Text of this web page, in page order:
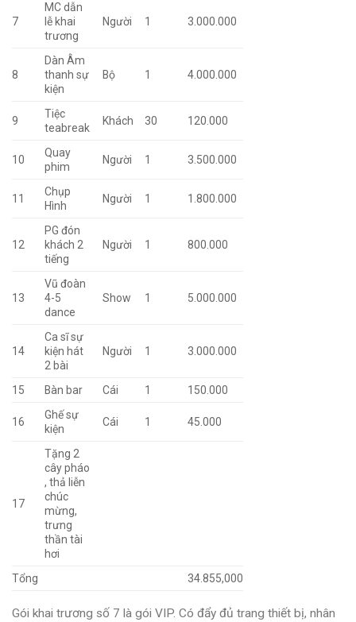
7
MC dẫn
lễ khai
trương
Người 1 3.000.000
8
Dàn Âm
thanh sự
kiện
Bộ 1 4.000.000
9
Tiệc
teabreak
Khách 30 120.000
10
Quay
phim
Người 1 3.500.000
11
Chụp
Hình
Người 1 1.800.000
12
PG đón
khách 2
tiếng
Người 1 800.000
13
Vũ đoàn
4-5
dance
Show 1 5.000.000
14
Ca sĩ sự
kiện hát
2 bài
Người 1 3.000.000
15 Bàn bar Cái 1 150.000
16
Ghế sự
kiện
Cái 1 45.000
17
Tặng 2
cây pháo
, thả liễn
chúc
mừng,
trưng
thần tài
hơi
Tổng
34.855,000
Gói khai trương số 7 là gói VIP. Có đẩy đủ trang thiết bị, nhân